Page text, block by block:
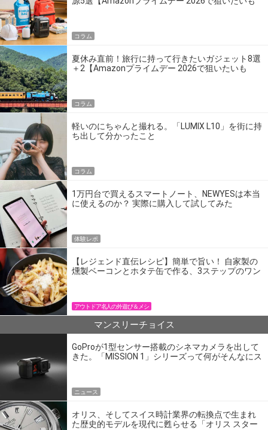
コラム
夏休み直前！旅行に持って行きたいガジェット8選
＋2【Amazonプライムデー 2026で狙いたいも
コラム
軽いのにちゃんと撮れる。「LUMIX L10」を街に持
ち出して分かったこと
コラム
1万円台で買えるスマートノート、NEWYESは本当
に使えるのか？ 実際に購入して試してみた
体験レポ
【レジェンド直伝レシピ】簡単で旨い！ 自家製の
燻製ベーコンとホタテ缶で作る、3ステップのワン
アウトドア名人の外遊び＆メシ
マンスリーチョイス
GoProが1型センサー搭載のシネマカメラを出して
きた。「MISSION 1」シリーズって何がそんなにス
ニュース
オリス、そしてスイス時計業界の転換点で生まれ
た歴史的モデルを現代に甦らせる「オリス スター